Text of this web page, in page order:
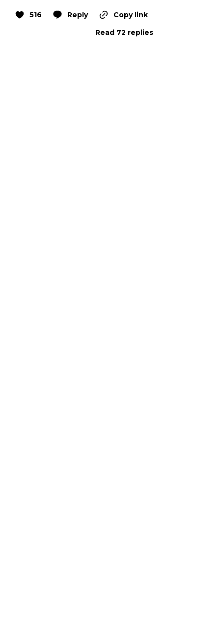
516 Reply
Copy link
Read 72 replies